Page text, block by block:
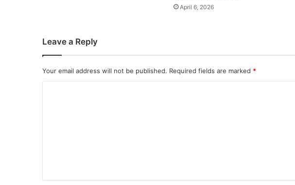
April 6, 2026
Leave a Reply
Your email address will not be published. Required fields are marked *